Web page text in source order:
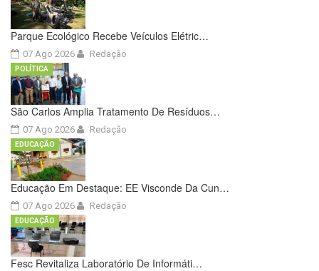
Parque Ecológico Recebe Veículos Elétric…
07 Ago 2026 Redação
São Carlos Amplia Tratamento De Resíduos…
07 Ago 2026
POLÍTICA
Redação
Educação Em Destaque: EE Visconde Da Cun…
07 Ago 2026
EDUCAÇÃO
Redação
Fesc Revitaliza Laboratório De Informáti…
EDUCAÇÃO